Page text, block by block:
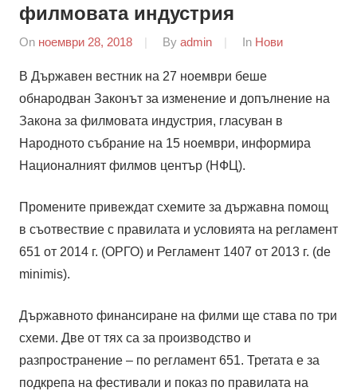
филмовата индустрия
On ноември 28, 2018 By admin In Нови
В Държавен вестник на 27 ноември беше
обнародван Законът за изменение и допълнение на
Закона за филмовата индустрия, гласуван в
Народното събрание на 15 ноември, информира
Националният филмов център (НФЦ).
Промените привеждат схемите за държавна помощ
в съотвествие с правилата и условията на регламент
651 от 2014 г. (ОРГО) и Регламент 1407 от 2013 г. (de
minimis).
Държавното финансиране на филми ще става по три
схеми. Две от тях са за производство и
разпространение – по регламент 651. Третата е за
подкрепа на фестивали и показ по правилата на